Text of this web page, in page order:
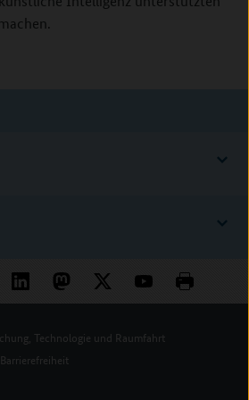
Technologie und Raumfahrt
Barrierefreiheit